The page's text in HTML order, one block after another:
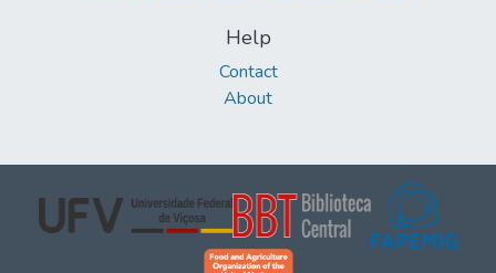
Help
Contact
About